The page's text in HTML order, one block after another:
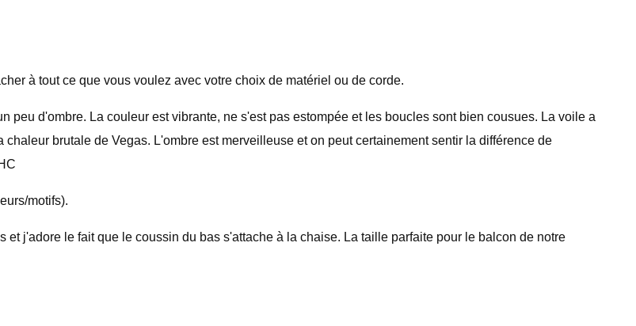
à tout ce que vous voulez avec votre choix de matériel ou de corde.
peu d'ombre. La couleur est vibrante, ne s'est pas estompée et les boucles sont bien cousues. La voile a
brutale de Vegas. L'ombre est merveilleuse et on peut certainement sentir la différence de
motifs).
j'adore le fait que le coussin du bas s'attache à la chaise. La taille parfaite pour le balcon de notre